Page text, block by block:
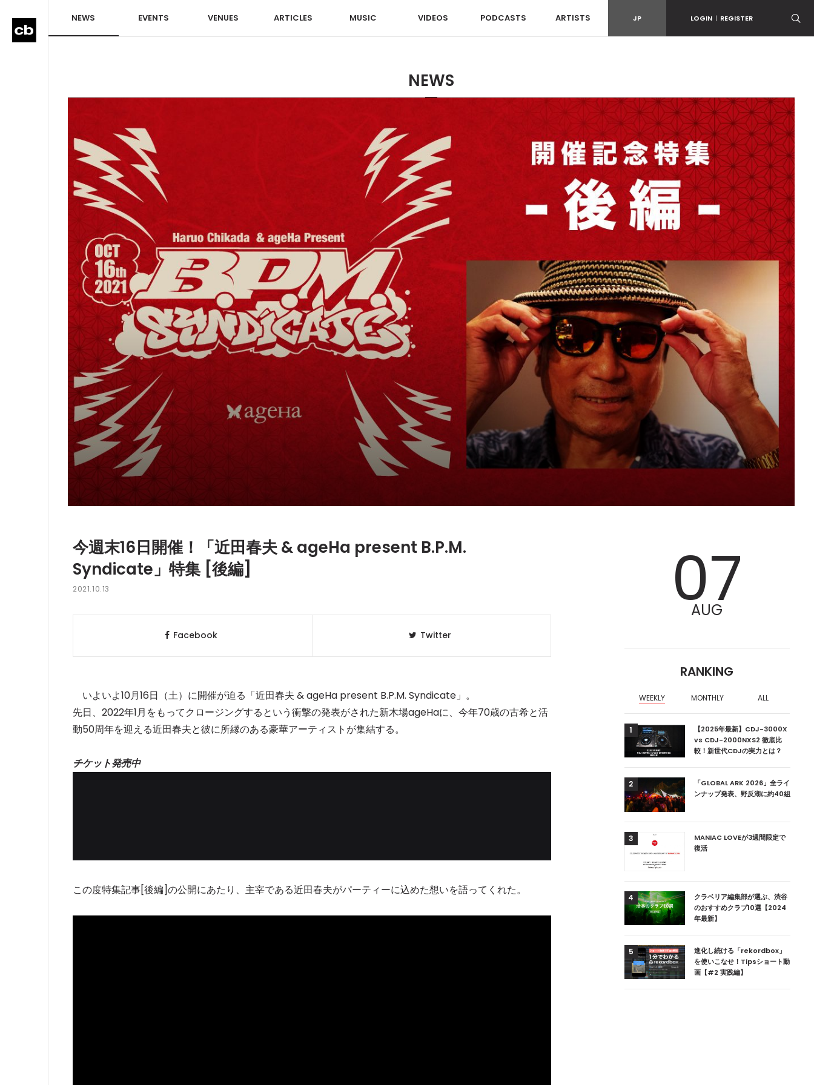
NEWS EVENTS VENUES ARTICLES MUSIC VIDEOS PODCASTS ARTISTS JP LOGIN | REGISTER
NEWS
今週末16日開催！「近⽥春夫 & ageHa present B.P.M.
Syndicate」特集 [後編]
2021.10.13
Facebook Twitter
いよいよ10⽉16⽇（土）に開催が迫る「近⽥春夫 & ageHa present B.P.M. Syndicate」。
先日、2022年1月をもってクロージングするという衝撃の発表がされた新木場ageHaに、今年70歳の古希と活
動50周年を迎える近田春夫と彼に所縁のある豪華アーティストが集結する。
チケット発売中
この度特集記事[後編]の公開にあたり、主宰である近田春夫がパーティーに込めた想いを語ってくれた。
07
AUG
RANKING
WEEKLY MONTHLY ALL
TOKYO」六本木にオープン
4
IKEAがDJ用の家具や製品を開
1
【2025年最新】CDJ-3000X
vs CDJ-2000NXS2 徹底比
較！新世代CDJの実力とは？
2
「GLOBAL ARK 2026」全ライ
ンナップ発表、野反湖に約40組
3
MANIAC LOVEが3週間限定で
復活
4
クラベリア編集部が選ぶ、渋谷
のおすすめクラブ10選【2024
年最新】
5
進化し続ける「rekordbox」
を使いこなせ！Tipsショート動
画【#2 実践編】